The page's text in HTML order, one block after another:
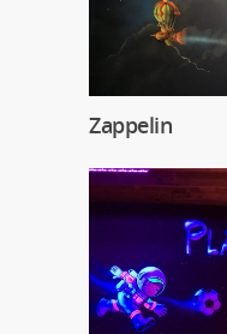
Zappelin